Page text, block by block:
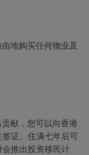
地购买任何物业及
献，您可以向香港
证。住满七年后可
推出投资移民计